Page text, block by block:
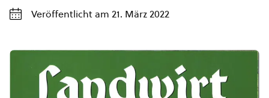
Veröffentlicht am 21. März 2022